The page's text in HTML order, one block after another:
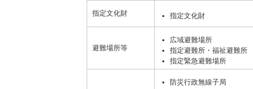
指定文化財 指定文化財
避難場所等
広域避難場所
指定避難所・福祉避難所
指定緊急避難場所
防災行政無線子局